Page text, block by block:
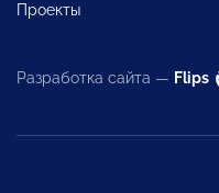
Проекты
Разработка сайта — Flips